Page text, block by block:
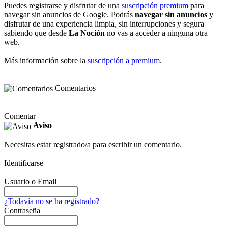
Puedes registrarse y disfrutar de una suscripción premium para
navegar sin anuncios de Google. Podrás navegar sin anuncios y
disfrutar de una experiencia limpia, sin interrupciones y segura
sabiendo que desde La Noción no vas a acceder a ninguna otra
web.
Más información sobre la suscripción a premium.
Comentarios
Comentar
Aviso
Necesitas estar registrado/a para escribir un comentario.
Identificarse
Usuario o Email
¿Todavía no se ha registrado?
Contraseña